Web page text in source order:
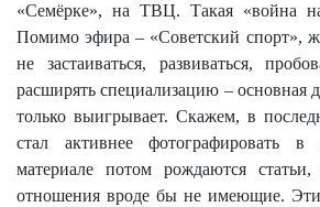
«Семёрке», на ТВЦ. Такая «война
Помимо эфира – «Советский спорт»,
не застаиваться, развиваться,
расширять специализацию – основная
только выигрывает. Скажем, в
стал активнее фотографировать
материале потом рождаются
отношения вроде бы не имеющие. Эти